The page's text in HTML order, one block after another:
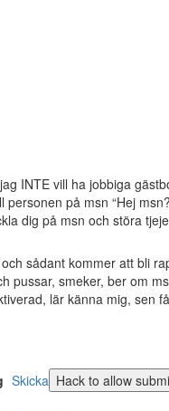
INTE vill ha jobbiga
på msn “Hej
dig på msn och störa
sådant kommer att bli
pussar, smeker, ber om
lär känna mig,
Skicka